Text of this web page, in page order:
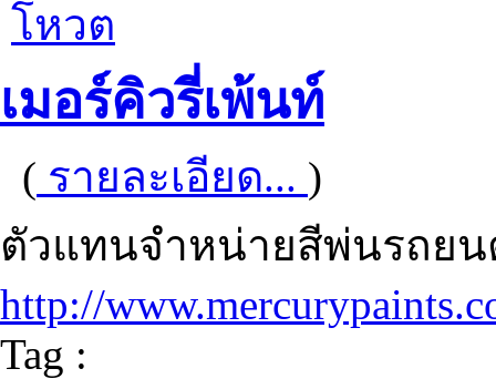
โหวต
เมอร์คิวรี่เพ้นท์
( รายละเอียด... )
ตัวแทนจำหน่ายสีพ่นรถย
http://
Tag :